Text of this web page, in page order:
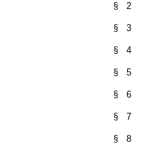
§ 2
§ 3
§ 4
§ 5
§ 6
§ 7
§ 8